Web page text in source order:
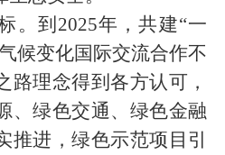
到2025年，共建“一
候变化国际交流合作不
路理念得到各方认可，
、绿色交通、绿色金融
推进，绿色示范项目引